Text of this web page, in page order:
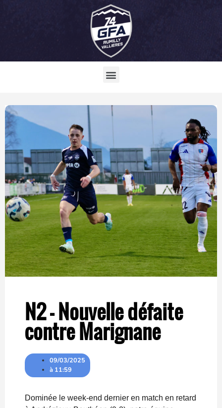
N2 – Nouvelle défaite
contre Marignane
09/03/2025
à 11:59
Dominée le week-end dernier en match en retard